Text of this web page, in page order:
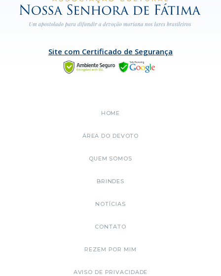
Site com Certificado de Segurança
HOME
ÁREA DO DEVOTO
QUEM SOMOS
BRINDES
NOTÍCIAS
CONTATO
REZEM POR MIM
AVISO DE PRIVACIDADE